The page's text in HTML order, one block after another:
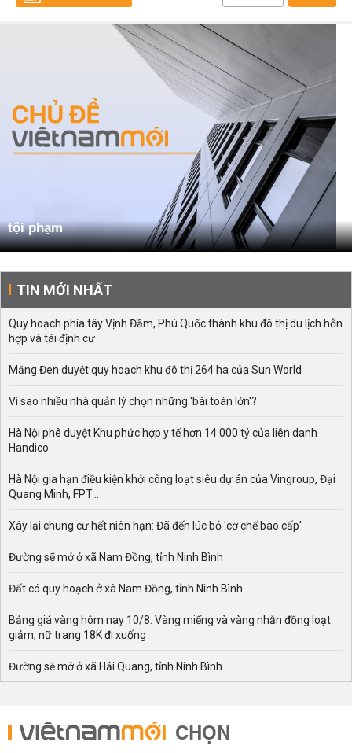
tội phạm
TIN MỚI NHẤT
Quy hoạch phía tây Vịnh Đầm, Phú Quốc thành khu đô thị du lịch hỗn
hợp và tái định cư
Măng Đen duyệt quy hoạch khu đô thị 264 ha của Sun World
Vì sao nhiều nhà quản lý chọn những 'bài toán lớn'?
Hà Nội phê duyệt Khu phức hợp y tế hơn 14.000 tỷ của liên danh
Handico
Hà Nội gia hạn điều kiện khởi công loạt siêu dự án của Vingroup, Đại
Quang Minh, FPT...
Xây lại chung cư hết niên hạn: Đã đến lúc bỏ 'cơ chế bao cấp'
Đường sẽ mở ở xã Nam Đồng, tỉnh Ninh Bình
Đất có quy hoạch ở xã Nam Đồng, tỉnh Ninh Bình
Bảng giá vàng hôm nay 10/8: Vàng miếng và vàng nhẫn đồng loạt
giảm, nữ trang 18K đi xuống
Đường sẽ mở ở xã Hải Quang, tỉnh Ninh Bình
CHỌN